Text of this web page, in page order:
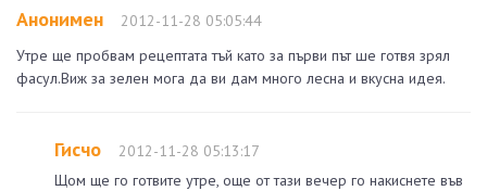
Анонимен
2012-11-28 05:05:44
Утре ще пробвам рецептата тъй като за първи път ше готвя зрял
фасул.Виж за зелен мога да ви дам много лесна и вкусна идея.
Гисчо
2012-11-28 05:13:17
Щом ще го готвите утре, още от тази вечер го накиснете във